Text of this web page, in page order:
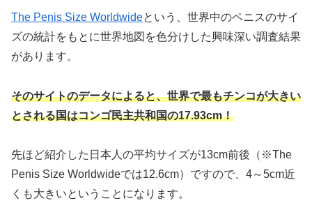
The Penis Size Worldwideという、世界中のペニスのサイ
ズの統計をもとに世界地図を色分けした興味深い調査結果
があります。
そのサイトのデータによると、世界で最もチンコが大きい
とされる国はコンゴ民主共和国の17.93cm！
先ほど紹介した日本人の平均サイズが13cm前後（※The
Penis Size Worldwideでは12.6cm）ですので、4～5cm近
くも大きいということになります。